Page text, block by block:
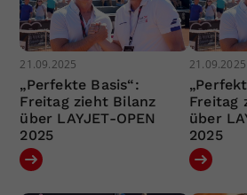
21.09.2025
„Perfekte Basis“:
Freitag zieht Bilanz
über LAYJET-OPEN
2025
21.09.2025
Freitag
über
2025